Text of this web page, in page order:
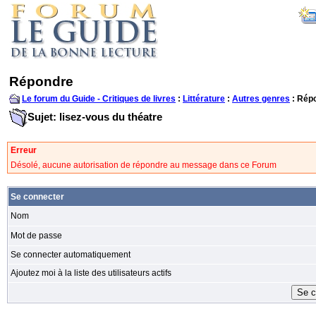
Répondre
Le forum du Guide - Critiques de livres : Littérature : Autres genres :
Sujet: lisez-vous du théatre
Erreur
Désolé, aucune autorisation de répondre au message dans ce Forum
Se connecter
Nom
Mot de passe
Se connecter automatiquement
Ajoutez moi à la liste des utilisateurs actifs